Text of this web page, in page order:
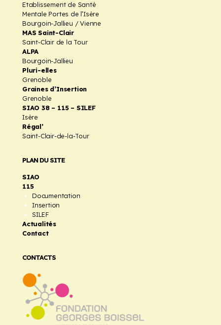
Etablissement de Santé
Mentale Portes de l’Isère
Bourgoin-Jallieu / Vienne
MAS Saint-Clair
Saint-Clair de la Tour
ALPA
Bourgoin-Jallieu
Pluri-elles
Grenoble
Graines d’Insertion
Grenoble
SIAO 38 – 115 – SILEF
Isère
Régal’
Saint-Clair-de-la-Tour
PLAN DU SITE
SIAO
115
Documentation
Insertion
SILEF
Actualités
Contact
CONTACTS